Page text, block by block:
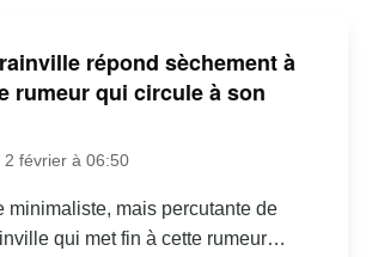
répond sèchement à
rumeur qui circule à son
2 février à 06:50
minimaliste, mais percutante de
qui met fin à cette rumeur…